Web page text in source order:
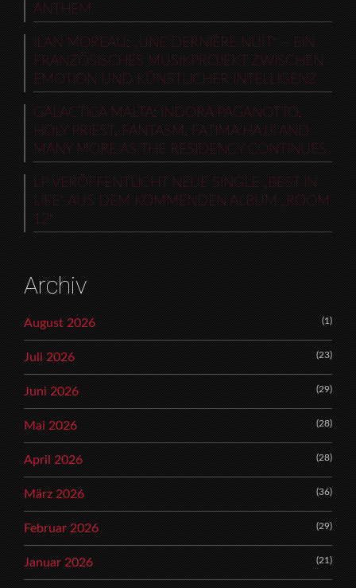
ANTHEM
ILAN MOREAU: „UNE DERNIÈRE NUIT“ – EIN
FRANZÖSISCHES MUSIKPROJEKT ZWISCHEN
EMOTION UND KÜNSTLICHER INTELLIGENZ
GALACTICA MALTA: INDORA PAGANOTTO,
HOLY PRIEST, FANTASM, FATIMA HAJJI AND
MANY MORE AS THE RESIDENCY CONTINUES
LP VERÖFFENTLICHT NEUE SINGLE „BEST IN
LIFE“ AUS DEM KOMMENDEN ALBUM „ROOM
12“
Archiv
August 2026 (1)
Juli 2026 (23)
Juni 2026 (29)
Mai 2026 (28)
April 2026 (28)
März 2026 (36)
Februar 2026 (29)
Januar 2026 (21)